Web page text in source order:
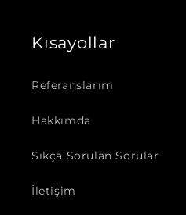
Kısayollar
Referanslarım
Hakkımda
Sıkça Sorulan Sorular
İletişim